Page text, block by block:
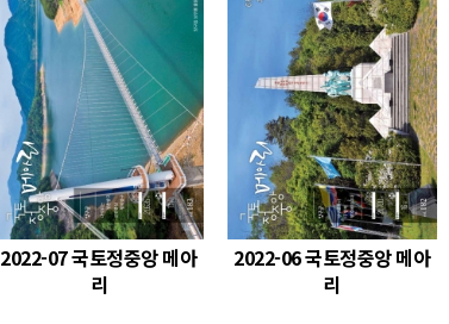
2022-07 국토정중앙 메아
리
2022-06 국토정중앙 메아
리